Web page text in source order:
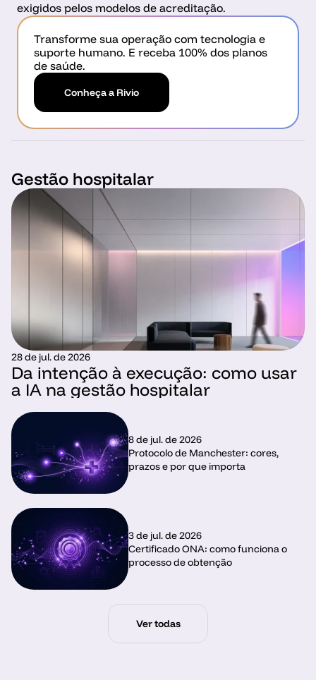
exigidos pelos modelos de acreditação.
Transforme sua operação com tecnologia e
suporte humano. E receba 100% dos planos
de saúde.
Conheça a Rivio
Gestão hospitalar
28 de jul. de 2026
Da intenção à execução: como usar
a IA na gestão hospitalar
8 de jul. de 2026
Protocolo de Manchester: cores,
prazos e por que importa
3 de jul. de 2026
Certificado ONA: como funciona o
processo de obtenção
Ver todas